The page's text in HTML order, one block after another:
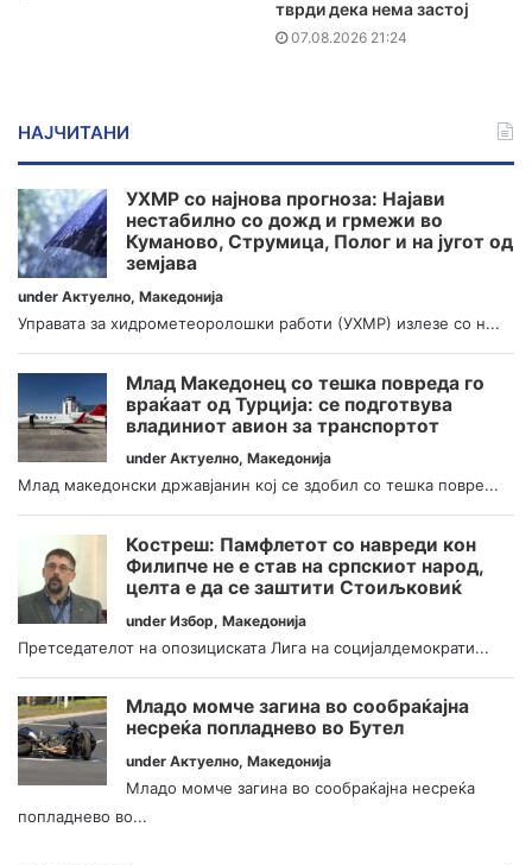
тврди дека нема застој
07.08.2026 21:24
НАЈЧИТАНИ
УХМР со најнова прогноза: Најави
нестабилно со дожд и грмежи во
Куманово, Струмица, Полог и на југот од
земјава
under Актуелно, Македонија
Управата за хидрометеоролошки работи (УХМР) излезе со н...
Млад Македонец со тешка повреда го
враќаат од Турција: се подготвува
владиниот авион за транспортот
under Актуелно, Македонија
Млад македонски државјанин кој се здобил со тешка повре...
Костреш: Памфлетот со навреди кон
Филипче не е став на српскиот народ,
целта е да се заштити Стоиљковиќ
under Избор, Македонија
Претседателот на опозициската Лига на социјалдемократи...
Младо момче загина во сообраќајна
несреќа попладнево во Бутел
under Актуелно, Македонија
Младо момче загина во сообраќајна несреќа
попладнево во...